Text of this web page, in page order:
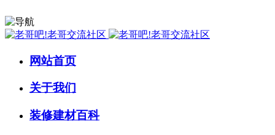
网站首页
关于我们
装修建材百科